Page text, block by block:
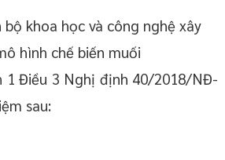
1 Điều 3 Nghị định 40/2018/NĐ-
sau: